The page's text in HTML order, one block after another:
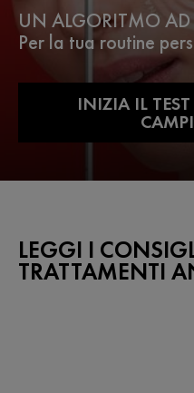
UN ALGORITMO AD
Per la tua routine
INIZIA IL
LEGGI I
TRATTAMENTI